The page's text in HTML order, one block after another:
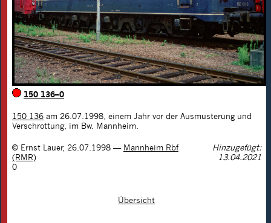
150 136–0
150 136 am 26.07.1998, einem Jahr vor der Ausmusterung und
Verschrottung, im Bw. Mannheim.
© Ernst Lauer, 26.07.1998 — Mannheim Rbf
(RMR)
Hinzugefügt:
13.04.2021
0
Übersicht